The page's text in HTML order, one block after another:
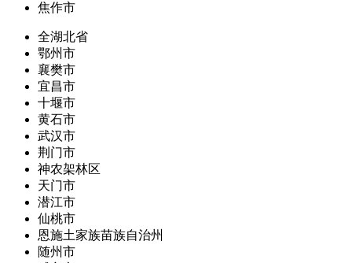
焦作市
全湖北省
鄂州市
襄樊市
宜昌市
十堰市
黄石市
武汉市
荆门市
神农架林区
天门市
潜江市
仙桃市
恩施土家族苗族自治州
随州市